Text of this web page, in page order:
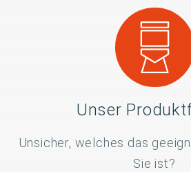
Unser
Unsicher, welches das
Sie ist?